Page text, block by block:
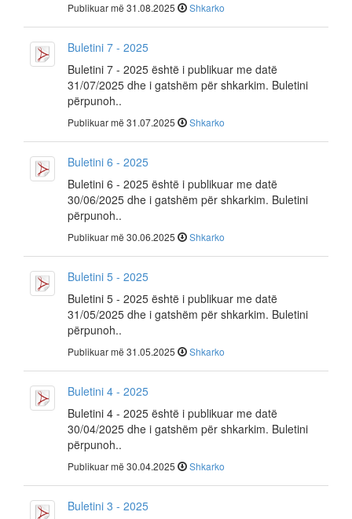
Publikuar më 31.08.2025 Shkarko
Buletini 7 - 2025
Buletini 7 - 2025 është i publikuar me datë
31/07/2025 dhe i gatshëm për shkarkim. Buletini
përpunoh..
Publikuar më 31.07.2025 Shkarko
Buletini 6 - 2025
Buletini 6 - 2025 është i publikuar me datë
30/06/2025 dhe i gatshëm për shkarkim. Buletini
përpunoh..
Publikuar më 30.06.2025 Shkarko
Buletini 5 - 2025
Buletini 5 - 2025 është i publikuar me datë
31/05/2025 dhe i gatshëm për shkarkim. Buletini
përpunoh..
Publikuar më 31.05.2025 Shkarko
Buletini 4 - 2025
Buletini 4 - 2025 është i publikuar me datë
30/04/2025 dhe i gatshëm për shkarkim. Buletini
përpunoh..
Publikuar më 30.04.2025 Shkarko
Buletini 3 - 2025